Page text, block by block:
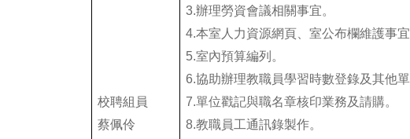
校聘組員
蔡佩伶
3.辦理勞資會議相關事宜。
4.本室人力資源網頁、室公布欄維護事
5.室內預算編列。
6.協助辦理教職員學習時數登錄及其他單
7.單位戳記與職名章核印業務及請購。
8.教職員工通訊錄製作。